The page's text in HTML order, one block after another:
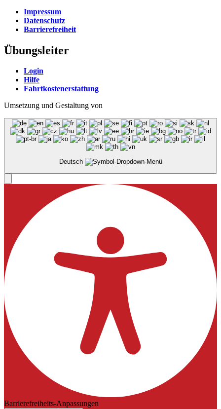
Impressum
Datenschutz
Barrierefreiheit
Übungsleiter
Login
Hilfe
Fahrtkostenerstattung
Umsetzung und Gestaltung von
Deutsch
Barrierefreiheits-Anpassungen